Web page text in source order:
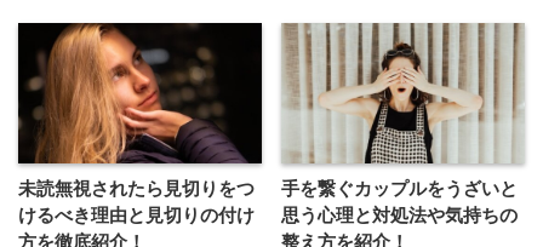
未読無視されたら見切りをつ
けるべき理由と見切りの付け
方を徹底紹介！
手を繋ぐカップルをうざいと
思う心理と対処法や気持ちの
整え方を紹介！